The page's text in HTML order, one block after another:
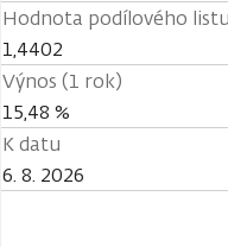
Hodnota podílového listu
1,4402
Výnos (1 rok)
15,48 %
K datu
6. 8. 2026